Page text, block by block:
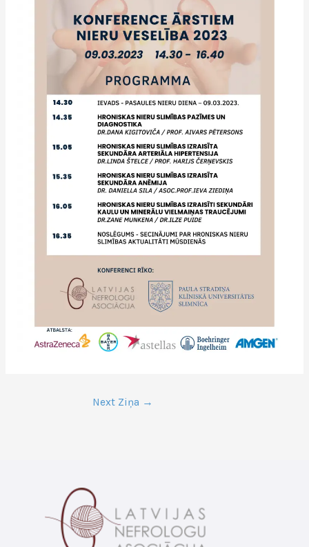
Next Ziņa →